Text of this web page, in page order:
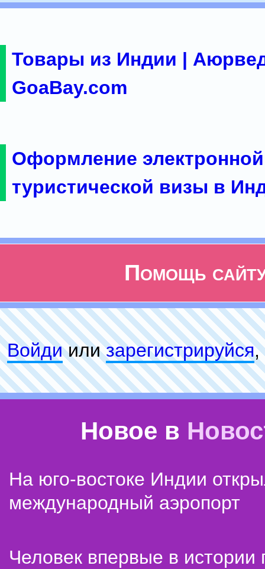
Товары из Индии |
GoaBay.com
Оформление электронной
туристической визы в
Помощь
Войдиилизарeгиcтpируйся,
Новое в
На юго-востоке Индии
международный аэропорт
Человек впервые в истории